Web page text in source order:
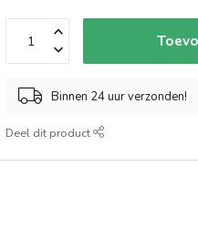
Binnen 24 uur verzonden!
Deel dit product